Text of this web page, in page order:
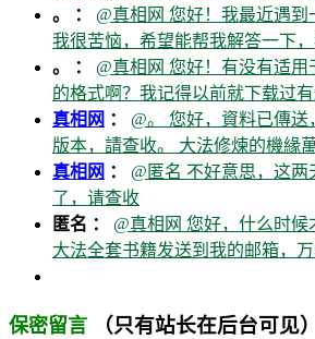
。 ： @真相网 您好！我最近遇
我很苦恼，希望能帮我解答一下
。 ： @真相网 您好！有没有适
的格式啊？我记得以前就下载过
真相网 ： @。 您好，資料已傳
版本，請查收。 大法修煉的機緣
真相网 ： @匿名 不好意思，这
了，请查收
匿名 ： @真相网 您好，什么时
大法全套书籍发送到我的邮箱，万
保密留言 （只有站长在后台可见）